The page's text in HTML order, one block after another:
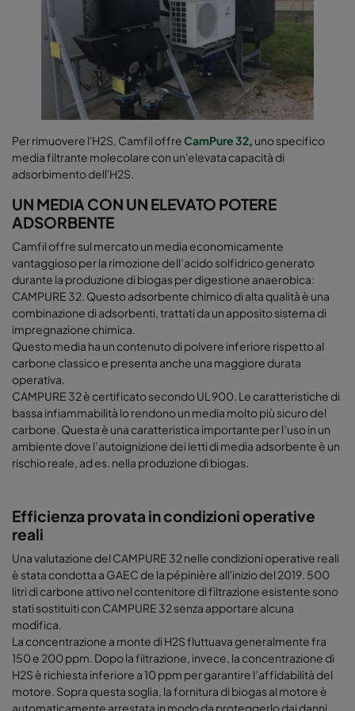
Per rimuovere l'H2S, Camfil offreCamPure 32, uno specifico
media filtrante molecolare con un'elevata capacità di
adsorbimento dell'H2S.
UN MEDIA CON UN ELEVATO POTERE
ADSORBENTE
Camfil offre sul mercato un media economicamente
vantaggioso per la rimozione dell’acido solfidrico generato
durante la produzione di biogas per digestione anaerobica:
CAMPURE 32. Questo adsorbente chimico di alta qualità è una
combinazione di adsorbenti, trattati da un apposito sistema di
impregnazione chimica.
Questo media ha un contenuto di polvere inferiore rispetto al
carbone classico e presenta anche una maggiore durata
operativa.
CAMPURE 32 è certificato secondo UL 900. Le caratteristiche di
bassa infiammabilità lo rendono un media molto più sicuro del
carbone. Questa è una caratteristica importante per l’uso in un
ambiente dove l’autoignizione dei letti di media adsorbente è un
rischio reale, ad es. nella produzione di biogas.
Efficienza provata in condizioni operative
reali
Una valutazione del CAMPURE 32 nelle condizioni operative reali
è stata condotta a GAEC de la pépinière all'inizio del 2019. 500
litri di carbone attivo nel contenitore di filtrazione esistente sono
stati sostituiti con CAMPURE 32 senza apportare alcuna
modifica.
La concentrazione a monte di H2S fluttuava generalmente fra
150 e 200 ppm. Dopo la filtrazione, invece, la concentrazione di
H2S è richiesta inferiore a 10 ppm per garantire l’affidabilità del
motore. Sopra questa soglia, la fornitura di biogas al motore è
automaticamente arrestata in modo da proteggerlo dai danni